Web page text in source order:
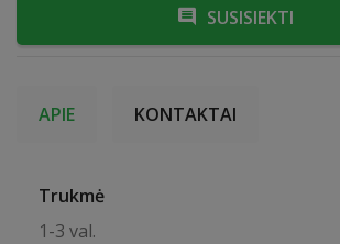
SUSISIEKTI
APIE KONTAKTAI
Trukmė
1-3 val.